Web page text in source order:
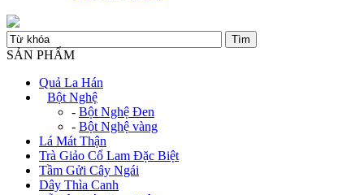
SẢN PHẨM
Quả La Hán
Bột Nghệ
- Bột Nghệ Đen
- Bột Nghệ vàng
Lá Mát Thận
Trà Giảo Cổ Lam Đặc Biệt
Tầm Gửi Cây Ngái
Dây Thìa Canh